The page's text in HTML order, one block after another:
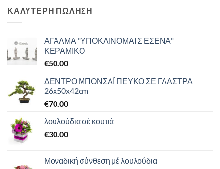
ΚΑΛΥΤΕΡΗ ΠΩΛΗΣΗ
ΑΓΑΛΜΑ "ΥΠΟΚΛΙΝΟΜΑΙ Σ ΕΣΕΝΑ"
ΚΕΡΑΜΙΚΟ
€50.00
ΔΕΝΤΡΟ ΜΠΟΝΣΑΪ ΠΕΥΚΟ ΣΕ ΓΛΑΣΤΡΑ
26x50x42cm
€70.00
λουλούδια σέ κουτιά
€30.00
Μοναδική σύνθεση μέ λουλούδια